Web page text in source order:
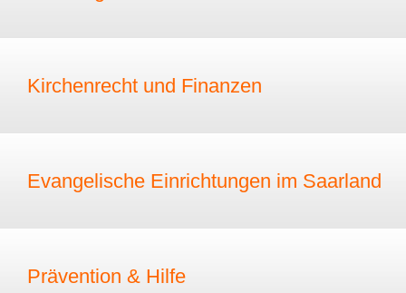
Kirchenrecht und Finanzen
Evangelische Einrichtungen im Saarland
Prävention & Hilfe